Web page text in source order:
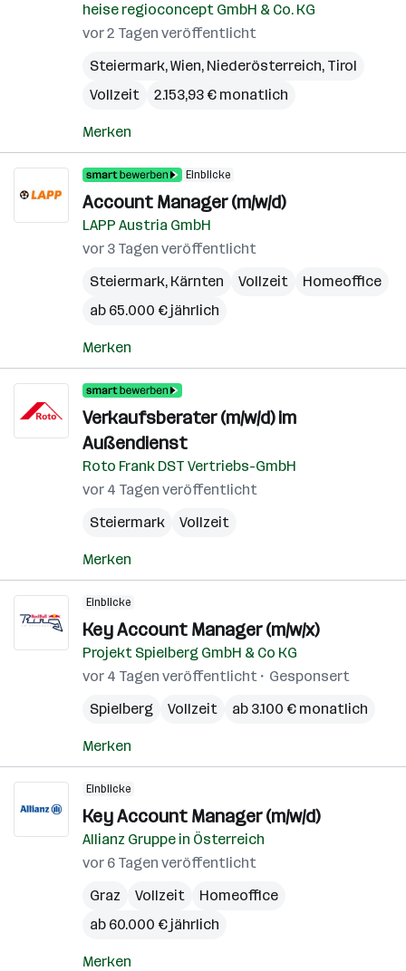
heise regioconcept GmbH & Co. KG
vor 2 Tagen veröffentlicht
Steiermark,Wien, Niederösterreich, Tirol
Vollzeit
2.153,93 € monatlich
Merken
Einblicke
Account Manager (m/w/d)
LAPP Austria GmbH
vor 3 Tagen veröffentlicht
Steiermark, Kärnten Vollzeit
Homeoffice
ab 65.000 € jährlich
Merken
Verkaufsberater (m/w/d) im
Außendienst
Roto Frank DST Vertriebs-GmbH
vor 4 Tagen veröffentlicht
Steiermark
Vollzeit
Merken
Einblicke
Key Account Manager (m/w/x)
Projekt Spielberg GmbH & Co KG
vor 4 Tagen veröffentlicht
Gesponsert
Spielberg
Vollzeit ab 3.100 € monatlich
Merken
Einblicke
Key Account Manager (m/w/d)
Allianz Gruppe in Österreich
vor 6 Tagen veröffentlicht
Graz
Vollzeit
Homeoffice
ab 60.000 € jährlich
Merken